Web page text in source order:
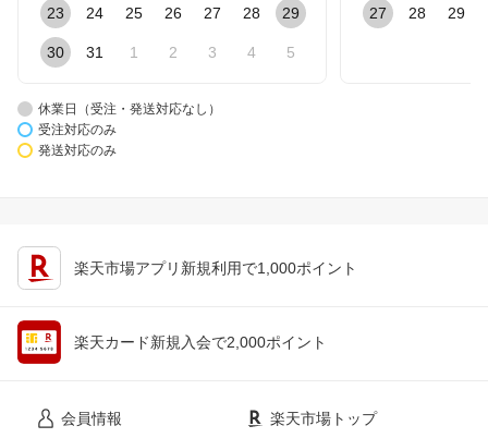
23 24 25 26 27 28 29
30 31 1 2 3 4 5
27 28 29
休業日（受注・発送対応なし）
受注対応のみ
発送対応のみ
楽天市場アプリ新規利用で1,000ポイント
楽天カード新規入会で2,000ポイント
会員情報 楽天市場トップ